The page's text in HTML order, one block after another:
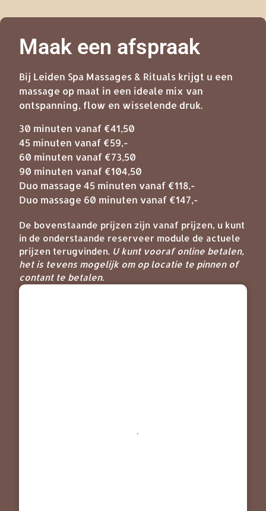
Maak een afspraak
Bij Leiden Spa Massages & Rituals krijgt u een
massage op maat in een ideale mix van
ontspanning, flow en wisselende druk.
30 minuten vanaf €41,50
45 minuten vanaf €59,-
60 minuten vanaf €73,50
90 minuten vanaf €104,50
Duo massage 45 minuten vanaf €118,-
Duo massage 60 minuten vanaf €147,-
De bovenstaande prijzen zijn vanaf prijzen, u kunt
in de onderstaande reserveer module de actuele
prijzen terugvinden. U kunt vooraf online betalen,
het is tevens mogelijk om op locatie te pinnen of
contant te betalen.